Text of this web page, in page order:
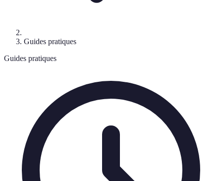
Guides pratiques
Guides pratiques